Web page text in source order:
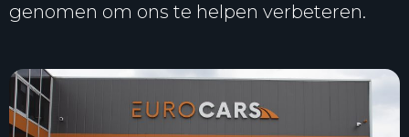
genomen om ons te helpen verbeteren.